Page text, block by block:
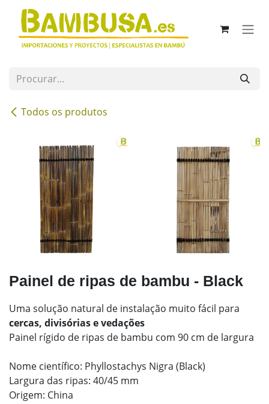
Skip to Content
Todos os produtos
Painel de ripas de bambu - Black
Uma solução natural de instalação muito fácil para
cercas, divisórias e vedações
Painel rígido de ripas de bambu com 90 cm de largura
Nome científico: Phyllostachys Nigra (Black)
Largura das ripas: 40/45 mm
Origem: China